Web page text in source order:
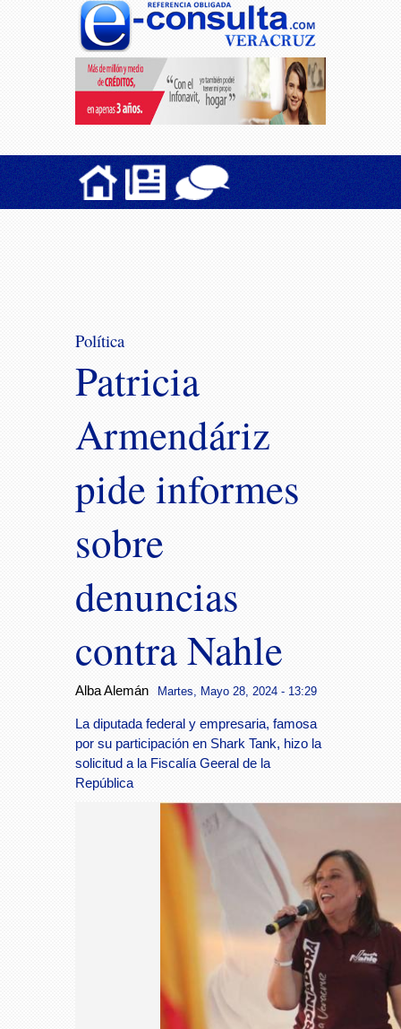
Política
Patricia
Armendáriz
pide informes
sobre
denuncias
contra Nahle
Alba Alemán Martes, Mayo 28, 2024 - 13:29
La diputada federal y empresaria, famosa
por su participación en Shark Tank, hizo la
solicitud a la Fiscalía Geeral de la
República